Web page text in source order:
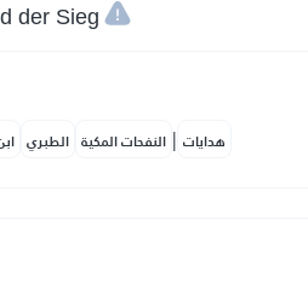
der Sieg
الطبري النفحات المكية | هدايات